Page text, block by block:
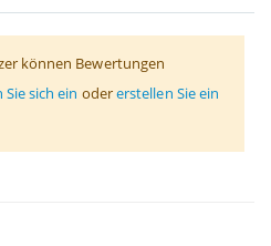
können Bewertungen
Sie sich ein odererstellen Sie ein